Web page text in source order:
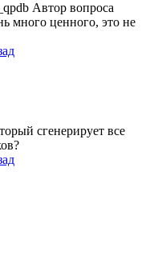
Автор вопроса
много ценного, это не
сгенерирует все